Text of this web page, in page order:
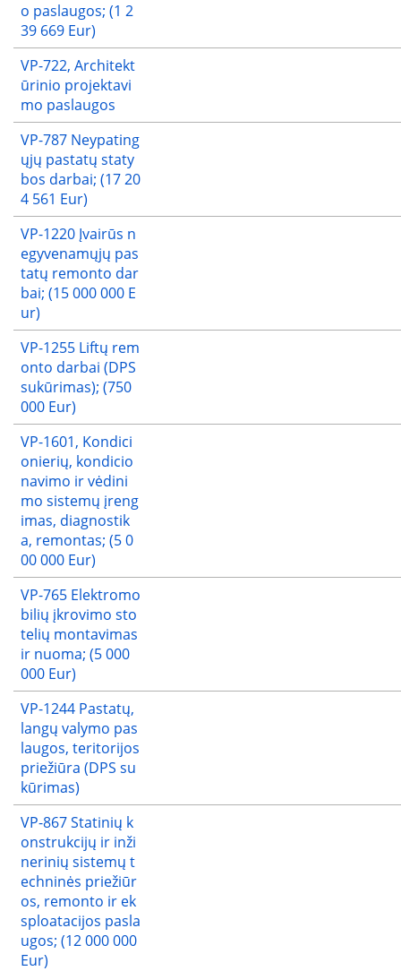
o paslaugos; (1 2
39 669 Eur)
VP-722, Architekt
ūrinio projektavi
mo paslaugos
VP-787 Neypating
ųjų pastatų staty
bos darbai; (17 20
4 561 Eur)
VP-1220 Įvairūs n
egyvenamųjų pas
tatų remonto dar
bai; (15 000 000 E
ur)
VP-1255 Liftų rem
onto darbai (DPS
sukūrimas); (750
000 Eur)
VP-1601, Kondici
onierių, kondicio
navimo ir vėdini
mo sistemų įreng
imas, diagnostik
a, remontas; (5 0
00 000 Eur)
VP-765 Elektromo
bilių įkrovimo sto
telių montavimas
ir nuoma; (5 000
000 Eur)
VP-1244 Pastatų,
langų valymo pas
laugos, teritorijos
priežiūra (DPS su
kūrimas)
VP-867 Statinių k
onstrukcijų ir inži
nerinių sistemų t
echninės priežiūr
os, remonto ir ek
sploatacijos pasla
ugos; (12 000 000
Eur)